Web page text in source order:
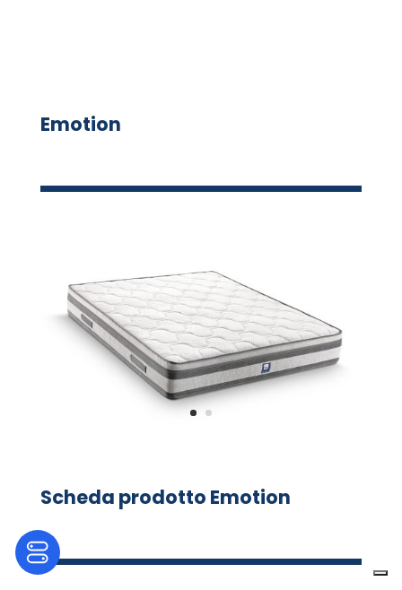
Emotion
Scheda prodotto Emotion